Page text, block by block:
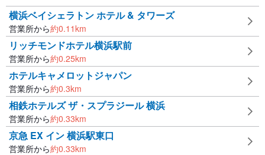
横浜ベイシェラトン ホテル & タワーズ
営業所から約0.11km
リッチモンドホテル横浜駅前
営業所から約0.25km
ホテルキャメロットジャパン
営業所から約0.3km
相鉄ホテルズ ザ・スプラジール 横浜
営業所から約0.33km
京急 EX イン 横浜駅東口
営業所から約0.33km